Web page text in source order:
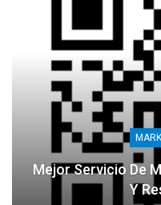
Mejor Servicio De
Y